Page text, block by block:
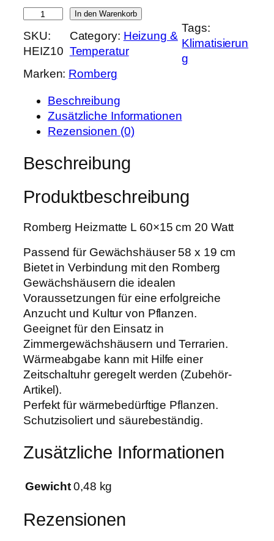
h
e
P
i
s
w
r
4
5
0
0
€
e
i
s
i
s
:
3
5
9
€
o
m
e
z
a
t
L
6
0
x
1
5
c
m
2
0
W
a
t
e
g
In den Warenkorb
SKU:
HEIZ10
Category: Heizung &
Temperatur
Tags:
Klimatisierun
g
Marken: Romberg
Beschreibung
Zusätzliche Informationen
Rezensionen (0)
Beschreibung
Produktbeschreibung
Romberg Heizmatte L 60×15 cm 20 Watt
Passend für Gewächshäuser 58 x 19 cm
Bietet in Verbindung mit den Romberg
Gewächshäusern die idealen
Voraussetzungen für eine erfolgreiche
Anzucht und Kultur von Pflanzen.
Geeignet für den Einsatz in
Zimmergewächshäusern und Terrarien.
Wärmeabgabe kann mit Hilfe einer
Zeitschaltuhr geregelt werden (Zubehör-
Artikel).
Perfekt für wärmebedürftige Pflanzen.
Schutzisoliert und säurebeständig.
Zusätzliche Informationen
Gewicht 0,48 kg
Rezensionen